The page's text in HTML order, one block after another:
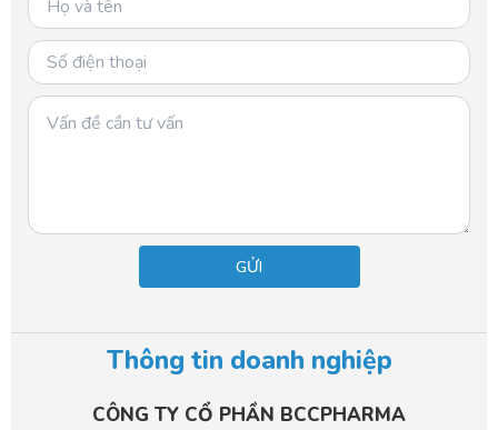
Thông tin doanh nghiệp
CÔNG TY CỔ PHẦN BCCPHARMA​